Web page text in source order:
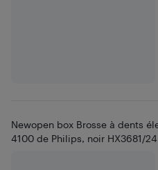
Newopen box Brosse à dents
4100 de Philips, noir HX3681/24